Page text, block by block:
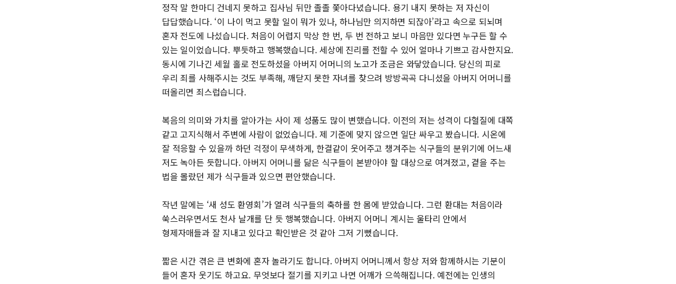
정작 말 한마디 건네지 못하고 집사님 뒤만 졸졸 쫓아다녔습니다. 용기 내지 못하는 저 자신이
답답했습니다. ‘이 나이 먹고 못할 일이 뭐가 있나, 하나님만 의지하면 되잖아’라고 속으로 되뇌며
혼자 전도에 나섰습니다. 처음이 어렵지 막상 한 번, 두 번 전하고 보니 마음만 있다면 누구든 할 수
있는 일이었습니다. 뿌듯하고 행복했습니다. 세상에 진리를 전할 수 있어 얼마나 기쁘고 감사한지요.
동시에 기나긴 세월 홀로 전도하셨을 아버지 어머니의 노고가 조금은 와닿았습니다. 당신의 피로
우리 죄를 사해주시는 것도 부족해, 깨닫지 못한 자녀를 찾으려 방방곡곡 다니셨을 아버지 어머니를
떠올리면 죄스럽습니다.
복음의 의미와 가치를 알아가는 사이 제 성품도 많이 변했습니다. 이전의 저는 성격이 다혈질에 대쪽
같고 고지식해서 주변에 사람이 없었습니다. 제 기준에 맞지 않으면 일단 싸우고 봤습니다. 시온에
잘 적응할 수 있을까 하던 걱정이 무색하게, 한결같이 웃어주고 챙겨주는 식구들의 분위기에 어느새
저도 녹아든 듯합니다. 아버지 어머니를 닮은 식구들이 본받아야 할 대상으로 여겨졌고, 곁을 주는
법을 몰랐던 제가 식구들과 있으면 편안했습니다.
작년 말에는 ‘새 성도 환영회’가 열려 식구들의 축하를 한 몸에 받았습니다. 그런 환대는 처음이라
쑥스러우면서도 천사 날개를 단 듯 행복했습니다. 아버지 어머니 계시는 울타리 안에서
형제자매들과 잘 지내고 있다고 확인받은 것 같아 그저 기뻤습니다.
짧은 시간 겪은 큰 변화에 혼자 놀라기도 합니다. 아버지 어머니께서 항상 저와 함께하시는 기분이
들어 혼자 웃기도 하고요. 무엇보다 절기를 지키고 나면 어깨가 으쓱해집니다. 예전에는 인생의